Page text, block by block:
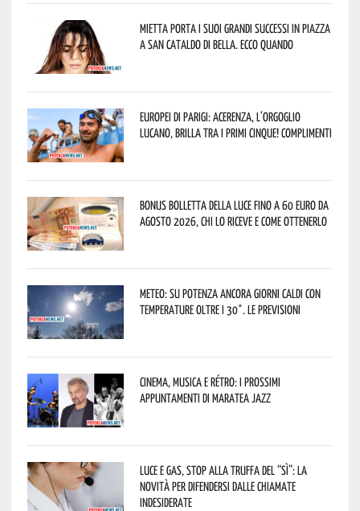
Mietta porta i suoi grandi successi in piazza
a San Cataldo di Bella. Ecco quando
Europei di Parigi: Acerenza, l’orgoglio
lucano, brilla tra i primi cinque! Complimenti
Bonus bolletta della luce fino a 60 euro da
agosto 2026, chi lo riceve e come ottenerlo
Meteo: su Potenza ancora giorni caldi con
temperature oltre i 30°. Le previsioni
Cinema, musica e rétro: i prossimi
appuntamenti di Maratea Jazz
Luce e gas, stop alla truffa del “Sì”: la
novità per difendersi dalle chiamate
indesiderate